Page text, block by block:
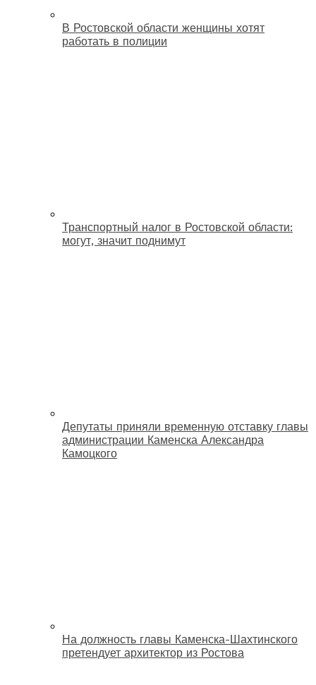
В Ростовской области женщины хотят
работать в полиции
Транспортный налог в Ростовской области:
могут, значит поднимут
Депутаты приняли временную отставку главы
администрации Каменска Александра
Камоцкого
На должность главы Каменска-Шахтинского
претендует архитектор из Ростова